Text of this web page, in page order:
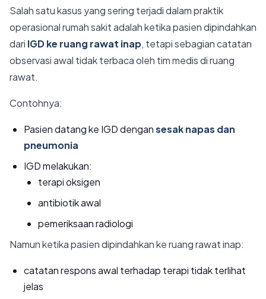
Salah satu kasus yang sering terjadi dalam praktik
operasional rumah sakit adalah ketika pasien dipindahkan
dari IGD ke ruang rawat inap, tetapi sebagian catatan
observasi awal tidak terbaca oleh tim medis di ruang
rawat.
Contohnya:
Pasien datang ke IGD dengansesak napas dan
pneumonia
IGD melakukan:
terapi oksigen
antibiotik awal
pemeriksaan radiologi
Namun ketika pasien dipindahkan ke ruang rawat inap:
catatan respons awal terhadap terapi tidak terlihat
jelas